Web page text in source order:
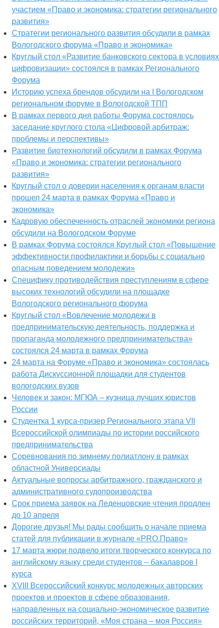
участием «Право и экономика: стратегии регионального
развития»
Стратегии регионального развития обсудили в рамках
Вологодского форума «Право и экономика»
Круглый стол «Развитие банковского сектора в условиях
цифровизации» состоялся в рамках Регионального
Форума
Историю успеха брендов обсудили на I Вологодском
региональном форуме в Вологодской ТПП
В рамках первого дня работы Форума состоялось
заседание круглого стола «Цифровой арбитраж:
проблемы и перспективы»
Развитие биотехнологий обсудили в рамках Форума
«Право и экономика: стратегии регионального
развития»
Круглый стол о доверии населения к органам власти
прошел 24 марта в рамках Форума «Право и
экономика»
Кадровую обеспеченность отраслей экономики региона
обсудили на Вологодском Форуме
В рамках Форума состоялся Круглый стол «Повышение
эффективности профилактики и борьбы с социально
опасным поведением молодежи»
Специфику противодействия преступлениям в сфере
высоких технологий обсудили на площадке
Вологодского регионального форума
Круглый стол «Вовлечение молодежи в
предпринимательскую деятельность, поддержка и
пропаганда молодежного предпринимательства»
состоялся 24 марта в рамках Форума
24 марта на Форуме «Право и экономика» состоялась
работа Дискуссионной площадки для студентов
вологодских вузов
Человек и закон: МГЮА – кузница лучших юристов
России
Студентка 1 курса-призер Регионального этапа VII
Всероссийской олимпиады по истории российского
предпринимательства
Соревнования по зимнему полиатлону в рамках
областной Универсиады
Актуальные вопросы арбитражного, гражданского и
административного судопроизводства
Срок приема заявок на Леденцовские чтения продлен
до 10 апреля
Дорогие друзья! Мы рады сообщить о начале приема
статей для публикации в журнале «PRO.Право»
17 марта жюри подвело итоги творческого конкурса по
английскому языку среди студентов – бакалавров I
курса
XVIII Всероссийский конкурс молодежных авторских
проектов и проектов в сфере образования,
направленных на социально-экономическое развитие
российских территорий, «Моя страна – моя Россия»